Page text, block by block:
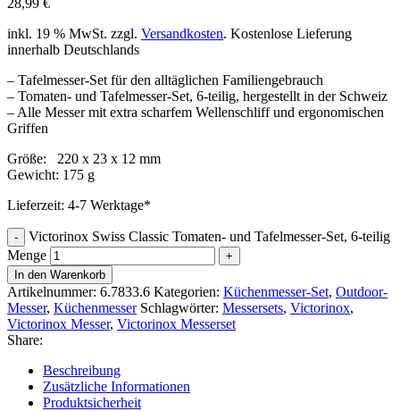
inkl. 19 % MwSt. zzgl. Versandkosten. Kostenlose Lieferung
innerhalb Deutschlands
– Tafelmesser-Set für den alltäglichen Familiengebrauch
– Tomaten- und Tafelmesser-Set, 6-teilig, hergestellt in der Schweiz
– Alle Messer mit extra scharfem Wellenschliff und ergonomischen
Griffen
Größe: 220 x 23 x 12 mm
Gewicht: 175 g
Lieferzeit: 4-7 Werktage*
Victorinox Swiss Classic Tomaten- und Tafelmesser-Set, 6-teilig
Menge
In den Warenkorb
Artikelnummer: 6.7833.6 Kategorien: Küchenmesser-Set, Outdoor-
Messer, Küchenmesser Schlagwörter: Messersets, Victorinox,
Victorinox Messer, Victorinox Messerset
Share:
Beschreibung
Zusätzliche Informationen
Produktsicherheit